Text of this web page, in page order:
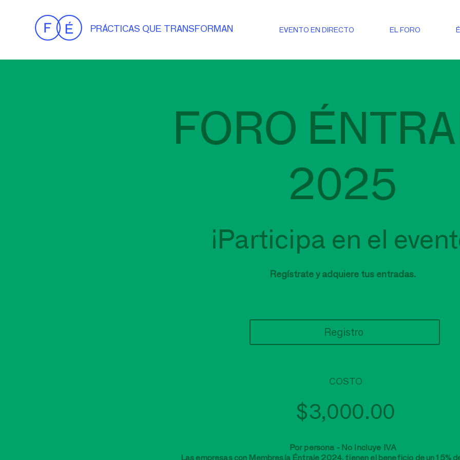
PRÁCTICAS QUE TRANSFORMAN EVENTO EN DIRECTO EL FORO
FORO
2025
¡Participa en el
Regístrate y adquiere tus entradas.
Registro
COSTO
$3,000.00
Por persona - No incluye IVA
Las empresas con Membresía Éntrale 2024, tienen el beneficio de un 15%